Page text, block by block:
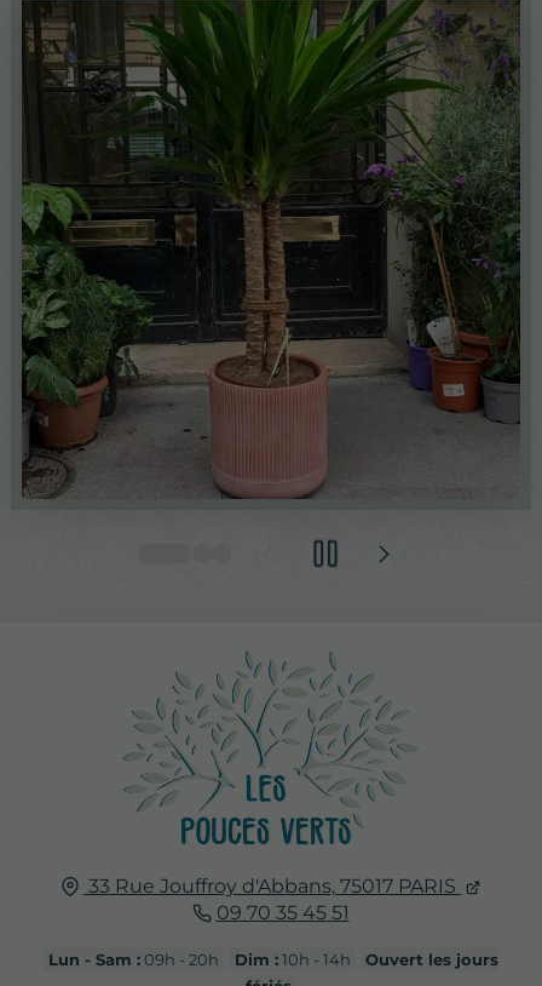
33 Rue Jouffroy d'Abbans, 75017 PARIS
09 70 35 45 51
Lun - Sam :09h - 20h Dim :10h - 14h
Ouvert les jours